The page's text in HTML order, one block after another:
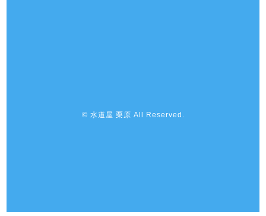
© 水道屋 栗原 All Reserved.